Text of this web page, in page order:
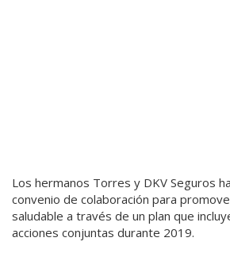
Los hermanos Torres y DKV Seguros
convenio de colaboración para
saludable a través de un plan que
acciones conjuntas durante 2019.